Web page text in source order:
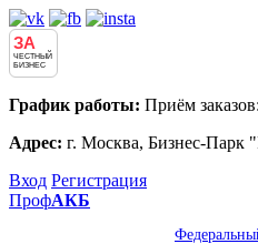
ЗА
ЧЕСТНЫЙ
БИЗНЕС
График работы: Приём
Адрес: г. Москва, Бизнес-Парк
Вход Регистрация
ПрофАКБ